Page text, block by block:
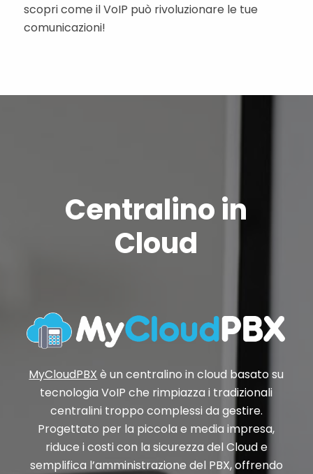
scopri come il VoIP può rivoluzionare le tue
comunicazioni!
Centralino in
Cloud
MyCloudPBX è un centralino in cloud basato su
tecnologia VoIP che rimpiazza i tradizionali
centralini troppo complessi da gestire.
Progettato per la piccola e media impresa,
riduce i costi con la sicurezza del Cloud e
semplifica l’amministrazione del PBX, offrendo